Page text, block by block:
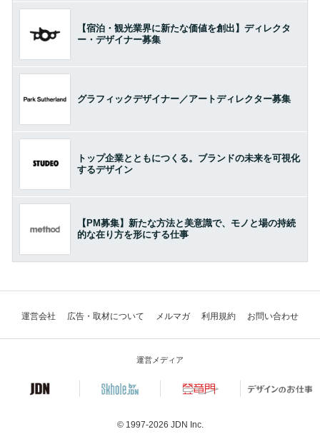
【宿泊・観光業界に新たな価値を創出】ディレクタ
ー・デザイナー募集
グラフィックデザイナー／アートディレクター募集
トップ企業とともにつくる。ブランドの未来を可視化
するデザイン
【PM募集】新たな方法と美意識で、モノと場の持続
的な在り方を形にする仕事
運営会社 広告・取材について メルマガ 利用規約 お問い合わせ
運営メディア
© 1997-2026 JDN Inc.